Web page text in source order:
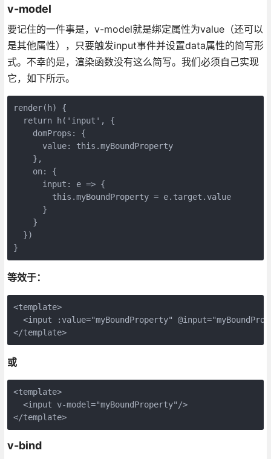
v-model
要记住的一件事是，v-model就是绑定属性为value（还可以
是其他属性），只要触发input事件并设置data属性的简写形
式。不幸的是，渲染函数没有这么简写。我们必须自己实现
它，如下所示。
render(h) {
  return h('input', {
    domProps: {
      value: this.myBoundProperty
    },
    on: {
      input: e => {
        this.myBoundProperty = e.target.value
      }
    }
  })
}
等效于：
<template>
<input :value="myBoundProperty"
</template>
或
<template>
  <input v-model="myBoundProperty"/>
</template>
v-bind